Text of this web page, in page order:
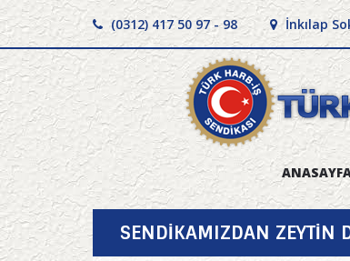
(0312) 417 50 97 - 98 İnkılap
SENDİKAMIZDAN ZEYTİN